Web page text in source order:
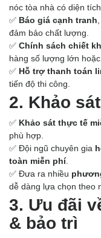
nóc tòa nhà có diện tích
✅ Báo giá cạnh tranh
đảm bảo chất lượng.
✅ Chính sách chiết
hàng số lượng lớn
✅ Hỗ trợ thanh toán
tiến độ thi công.
2. Khảo
✅ Khảo sát thực tế
phù hợp.
✅ Đội ngũ chuyên gia
toàn miễn phí.
✅ Đưa ra nhiều
dễ dàng lựa chọn theo
3. Ưu đãi
& bảo trì